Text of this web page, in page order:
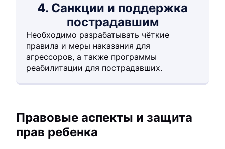
4. Санкции и поддержка
пострадавшим
Необходимо разрабатывать чёткие
правила и меры наказания для
агрессоров, а также программы
реабилитации для пострадавших.
Правовые аспекты и защита
прав ребенка